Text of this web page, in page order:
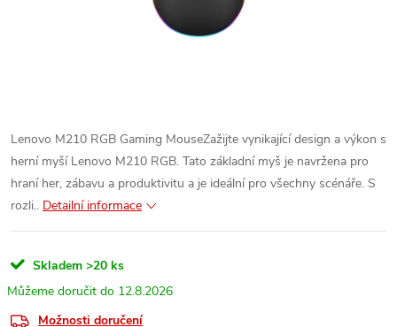
Lenovo M210 RGB Gaming MouseZažijte vynikající design a výkon s
herní myší Lenovo M210 RGB. Tato základní myš je navržena pro
hraní her, zábavu a produktivitu a je ideální pro všechny scénáře. S
rozli.. Detailní informace
Skladem >20 ks
12.8.2026
Možnosti doručení